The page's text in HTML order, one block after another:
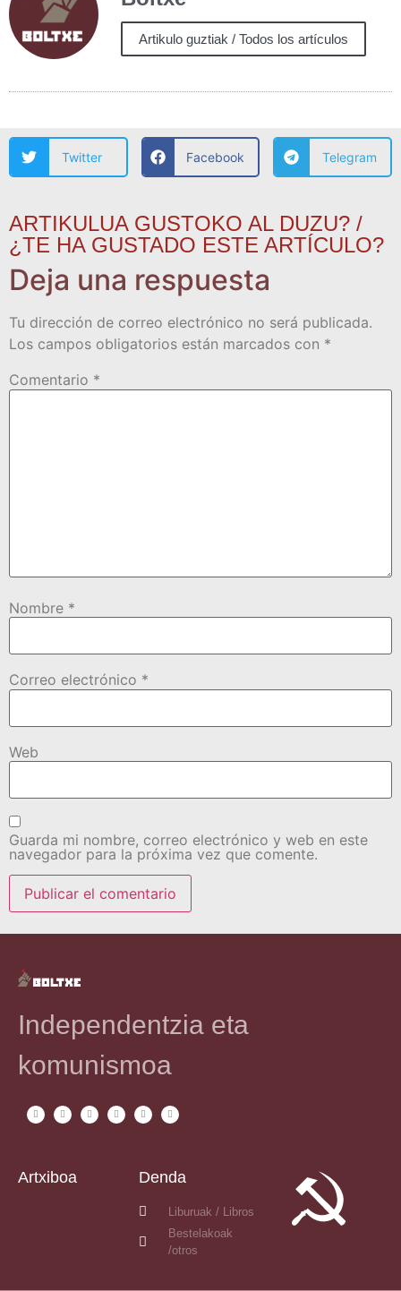
Artikulo guztiak / Todos los artículos
Twitter Facebook Telegram
ARTIKULUA GUSTOKO AL DUZU? /
¿TE HA GUSTADO ESTE ARTÍCULO?
Deja una respuesta
Tu dirección de correo electrónico no será publicada.
Los campos obligatorios están marcados con *
Comentario *
Nombre *
Correo electrónico *
Web
Guarda mi nombre, correo electrónico y web en este
navegador para la próxima vez que comente.
Independentzia eta
komunismoa
Artxiboa Denda
Liburuak / Libros
Bestelakoak
/otros